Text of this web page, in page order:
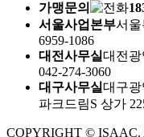
가맹문의
서울사업본부서울
6959-1086
대전사무실대전광
042-274-3060
대구사무실대구광
파크드림S 상가
COPYRIGHT © ISAAC.